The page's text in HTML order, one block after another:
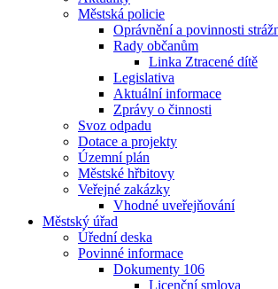
Městská policie
Oprávnění a povinnosti
Rady občanům
Linka Ztracené dítě
Legislativa
Aktuální informace
Zprávy o činnosti
Svoz odpadu
Dotace a projekty
Územní plán
Městské hřbitovy
Veřejné zakázky
Vhodné uveřejňování
Městský úřad
Úřední deska
Povinné informace
Dokumenty 106
Licenční smlova